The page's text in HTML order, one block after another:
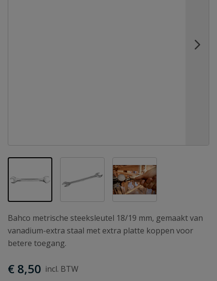
View larger imageView larger image
Bahco metrische steeksleutel 18/19 mm, gemaakt van
vanadium-extra staal met extra platte koppen voor
betere toegang.
€ 8,50